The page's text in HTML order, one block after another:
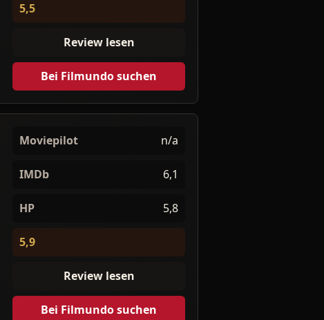
5,5
Review lesen
Bei Filmundo suchen
Moviepilot n/a
IMDb 6,1
HP 5,8
5,9
Review lesen
Bei Filmundo suchen